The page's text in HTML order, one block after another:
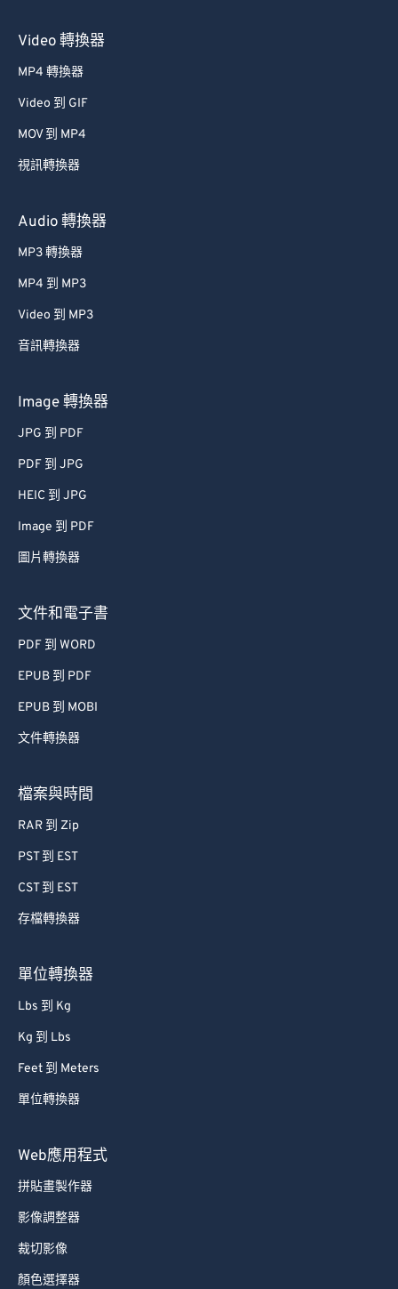
Video 轉換器
MP4 轉換器
Video 到 GIF
MOV 到 MP4
視訊轉換器
Audio 轉換器
MP3 轉換器
MP4 到 MP3
Video 到 MP3
音訊轉換器
Image 轉換器
JPG 到 PDF
PDF 到 JPG
HEIC 到 JPG
Image 到 PDF
圖片轉換器
文件和電子書
PDF 到 WORD
EPUB 到 PDF
EPUB 到 MOBI
文件轉換器
檔案與時間
RAR 到 Zip
PST 到 EST
CST 到 EST
存檔轉換器
單位轉換器
Lbs 到 Kg
Kg 到 Lbs
Feet 到 Meters
單位轉換器
Web應用程式
拼貼畫製作器
影像調整器
裁切影像
顏色選擇器